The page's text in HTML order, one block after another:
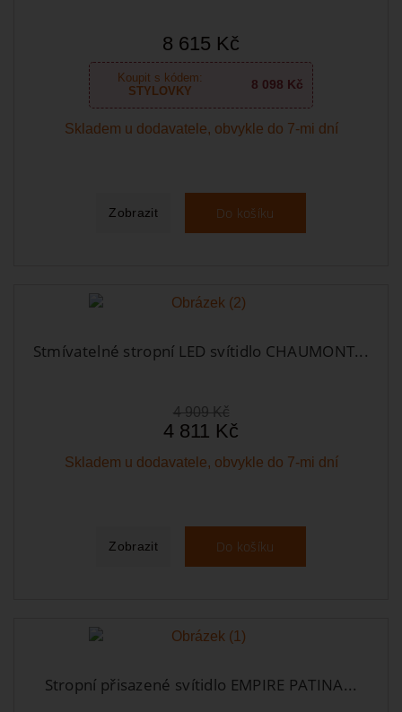
8 615 Kč
Koupit s kódem:
STYLOVKY
8 098 Kč
Skladem u dodavatele, obvykle do 7-mi dní
Zobrazit Do košíku
Stmívatelné stropní LED svítidlo CHAUMONT...
4 909 Kč
4 811 Kč
Skladem u dodavatele, obvykle do 7-mi dní
Zobrazit Do košíku
Stropní přisazené svítidlo EMPIRE PATINA...